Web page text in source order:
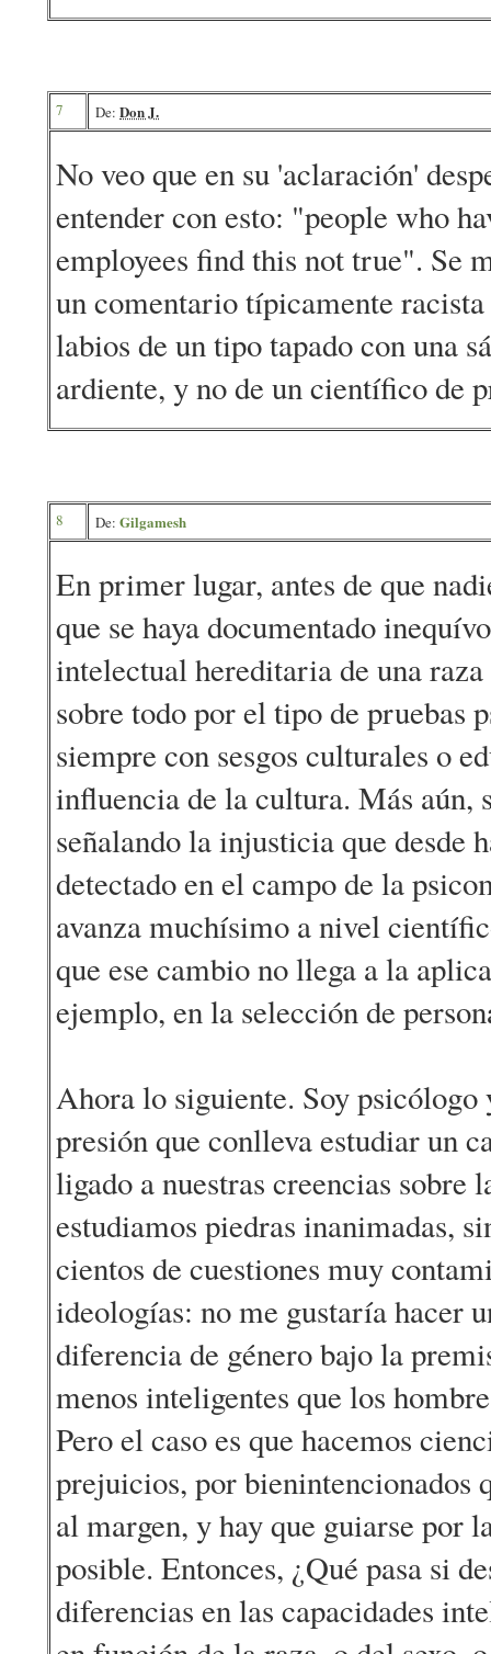
7 De: Don J.
No veo que en su 'aclaración'
entender con esto: "people who
employees find this not true". Se
un comentario típicamente
labios de un tipo tapado con una
ardiente, y no de un científico de
8 De: Gilgamesh
En primer lugar, antes de que
que se haya documentado
intelectual hereditaria de una
sobre todo por el tipo de pruebas
siempre con sesgos culturales o
influencia de la cultura. Más aún,
señalando la injusticia que desde
detectado en el campo de la
avanza muchísimo a nivel
que ese cambio no llega a la
ejemplo, en la selección de
Ahora lo siguiente. Soy
presión que conlleva estudiar un
ligado a nuestras creencias sobre
estudiamos piedras inanimadas,
cientos de cuestiones muy
ideologías: no me gustaría hacer
diferencia de género bajo la
menos inteligentes que los
Pero el caso es que hacemos
prejuicios, por bienintencionados
al margen, y hay que guiarse por
posible. Entonces, ¿Qué pasa si
diferencias en las capacidades